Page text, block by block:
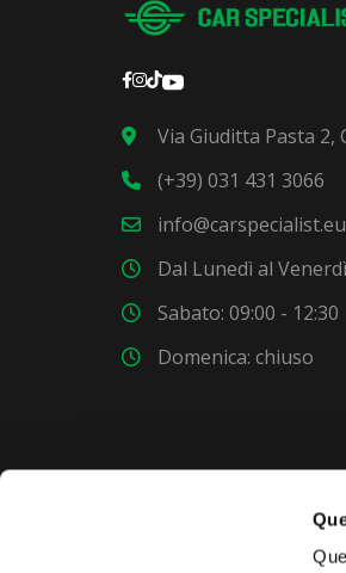
Via Giuditta Pasta 2,
(+39) 031 431 3066
info@carspecialist.eu
Dal Lunedì al
Sabato: 09:00 - 12:30
Domenica: chiuso